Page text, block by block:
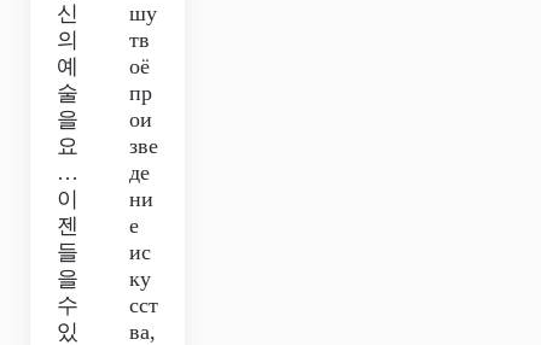
신
의
예
술
을
요
…
이
젠
들
을
수
있
шу
тв
оё
пр
ои
зве
де
ни
е
ис
ку
сст
ва,